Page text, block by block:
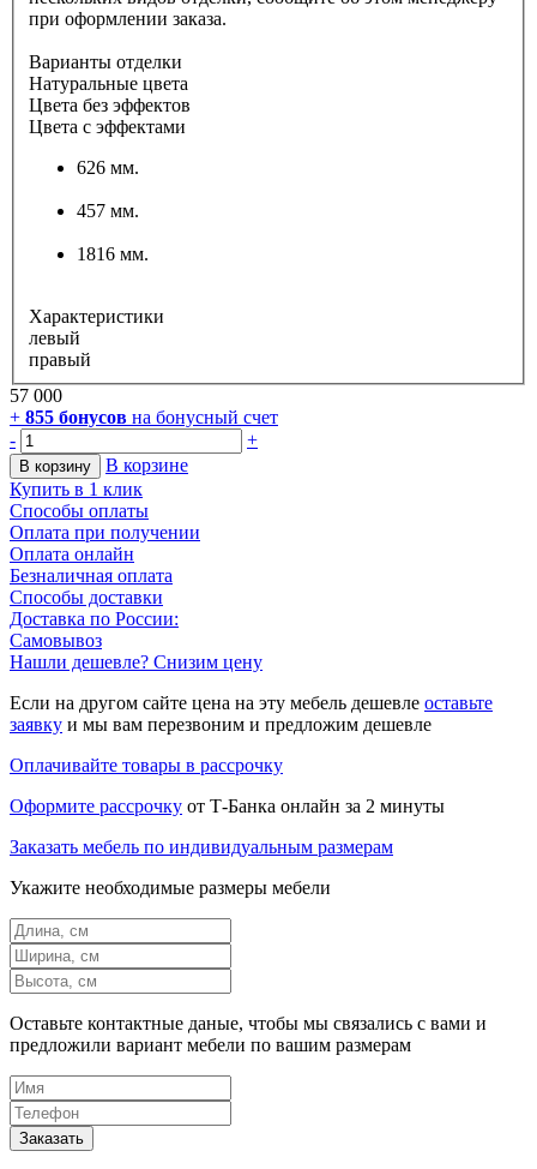
при оформлении заказа.
Варианты отделки
Натуральные цвета
Цвета без эффектов
Цвета с эффектами
626 мм.
457 мм.
1816 мм.
Характеристики
левый
правый
57 000
+ 855 бонусов на бонусный счет
-
+
В корзину
В корзине
Купить в 1 клик
Способы оплаты
Оплата при получении
Оплата онлайн
Безналичная оплата
Способы доставки
Доставка по России:
Самовывоз
Нашли дешевле? Снизим цену
Если на другом сайте цена на эту мебель дешевле оставьте
заявку и мы вам перезвоним и предложим дешевле
Оплачивайте товары в рассрочку
Оформите рассрочку от Т-Банка онлайн за 2 минуты
Заказать мебель по индивидуальным размерам
Укажите необходимые размеры мебели
Оставьте контактные даные, чтобы мы связались с вами и
предложили вариант мебели по вашим размерам